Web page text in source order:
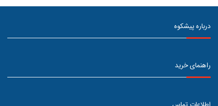
درباره پیشکوه
راهنمای خرید